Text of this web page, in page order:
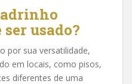
usado?
por sua versatilidade,
em locais, como pisos,
diferentes de uma